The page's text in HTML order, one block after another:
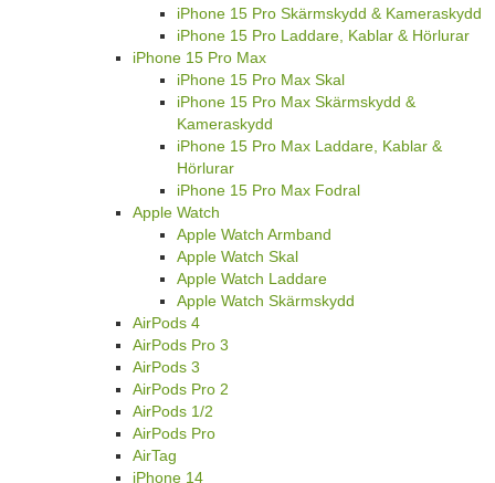
iPhone 15 Pro Skärmskydd & Kameraskydd
iPhone 15 Pro Laddare, Kablar & Hörlurar
iPhone 15 Pro Max
iPhone 15 Pro Max Skal
iPhone 15 Pro Max Skärmskydd &
Kameraskydd
iPhone 15 Pro Max Laddare, Kablar &
Hörlurar
iPhone 15 Pro Max Fodral
Apple Watch
Apple Watch Armband
Apple Watch Skal
Apple Watch Laddare
Apple Watch Skärmskydd
AirPods 4
AirPods Pro 3
AirPods 3
AirPods Pro 2
AirPods 1/2
AirPods Pro
AirTag
iPhone 14